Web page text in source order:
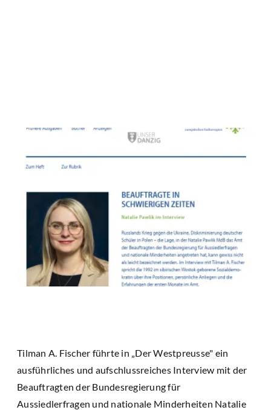
Tilman A. Fischer führte in „Der Westpreusse" ein
ausführliches und aufschlussreiches Interview mit der
Beauftragten der Bundesregierung für
Aussiedlerfragen und nationale Minderheiten Natalie